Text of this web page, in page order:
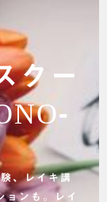
クー
、レイキ講
ョンも。レイ